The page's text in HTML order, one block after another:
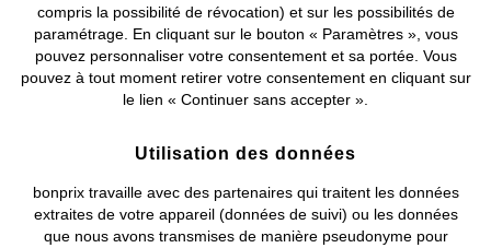
Deutsch Français
compris la possibilité de révocation) et sur les possibilités de
paramétrage. En cliquant sur le bouton « Paramètres », vous
pouvez personnaliser votre consentement et sa portée. Vous
pouvez à tout moment retirer votre consentement en cliquant sur
le lien « Continuer sans accepter ».
Utilisation des données
bonprix travaille avec des partenaires qui traitent les données
extraites de votre appareil (données de suivi) ou les données
que nous avons transmises de manière pseudonyme pour